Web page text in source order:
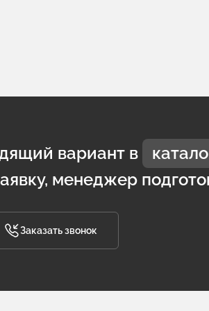
вариант в
менеджер
Заказать звонок